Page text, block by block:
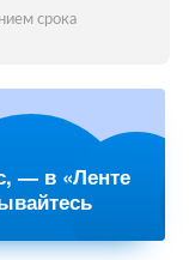
срока
— в «Ленте